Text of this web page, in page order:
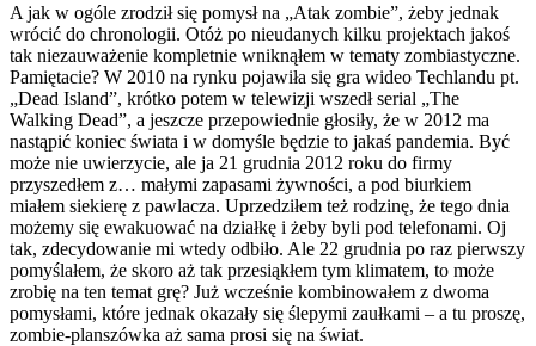
A jak w ogóle zrodził się pomysł na „Atak zombie”, żeby jednak
wrócić do chronologii. Otóż po nieudanych kilku projektach jakoś
tak niezauważenie kompletnie wniknąłem w tematy zombiastyczne.
Pamiętacie? W 2010 na rynku pojawiła się gra wideo Techlandu pt.
„Dead Island”, krótko potem w telewizji wszedł serial „The
Walking Dead”, a jeszcze przepowiednie głosiły, że w 2012 ma
nastąpić koniec świata i w domyśle będzie to jakaś pandemia. Być
może nie uwierzycie, ale ja 21 grudnia 2012 roku do firmy
przyszedłem z… małymi zapasami żywności, a pod biurkiem
miałem siekierę z pawlacza. Uprzedziłem też rodzinę, że tego dnia
możemy się ewakuować na działkę i żeby byli pod telefonami. Oj
tak, zdecydowanie mi wtedy odbiło. Ale 22 grudnia po raz pierwszy
pomyślałem, że skoro aż tak przesiąkłem tym klimatem, to może
zrobię na ten temat grę? Już wcześnie kombinowałem z dwoma
pomysłami, które jednak okazały się ślepymi zaułkami – a tu proszę,
zombie-planszówka aż sama prosi się na świat.